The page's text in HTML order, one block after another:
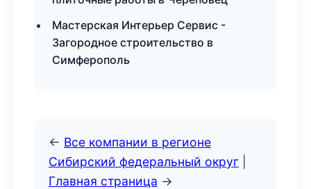
Мастерская Интерьер Сервис -
Загородное строительство в
Симферополь
← Все компании в регионе
Сибирский федеральный округ
Главная страница →